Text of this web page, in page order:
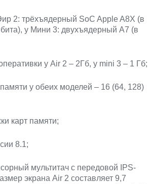
2: трёхъядерный SoC Apple A8X (в
у Мини 3: двухъядерный A7 (в
у Air 2 – 2Гб, у mini 3 – 1 Гб;
у обеих моделей – 16 (64, 128)
карт памяти;
8.1;
мультитач с передовой IPS-
экрана Air 2 составляет 9,7